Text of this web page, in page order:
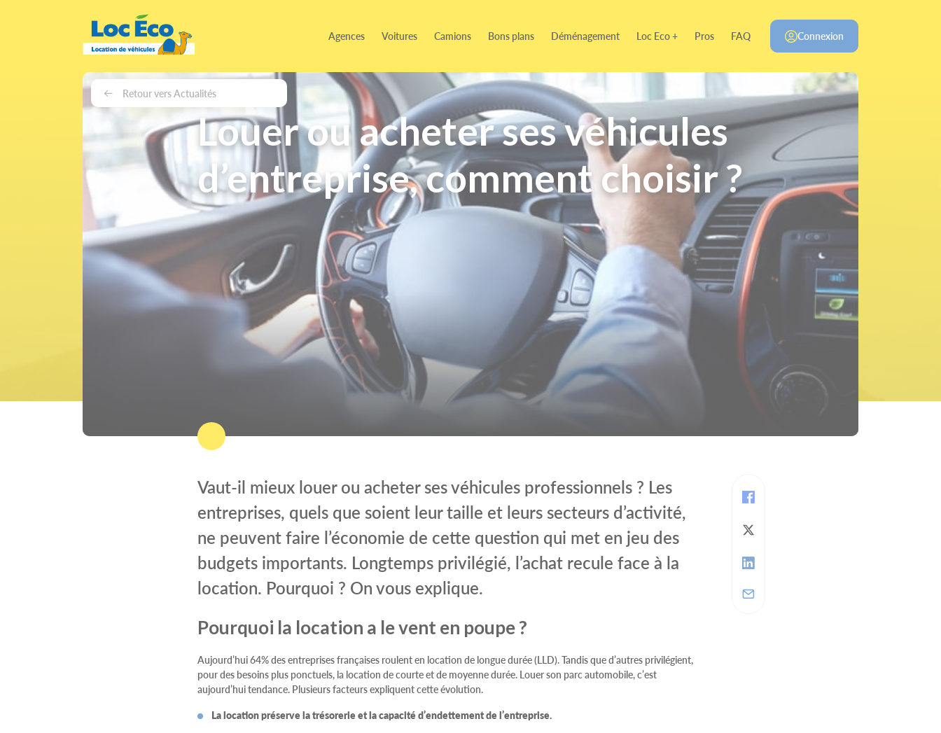
Agences Voitures Camions Bons plans Déménagement Loc Eco + Pros FAQ Connexion
Retour vers Actualités
Louer ou acheter ses véhicules
d’entreprise, comment choisir ?
Vaut-il mieux louer ou acheter ses véhicules professionnels ? Les
entreprises, quels que soient leur taille et leurs secteurs d’activité,
ne peuvent faire l’économie de cette question qui met en jeu des
budgets importants. Longtemps privilégié, l’achat recule face à la
location. Pourquoi ? On vous explique.
Pourquoi la location a le vent en poupe ?
Aujourd’hui 64% des entreprises françaises roulent en location de longue durée (LLD). Tandis que d’autres privilégient,
pour des besoins plus ponctuels, la location de courte et de moyenne durée. Louer son parc automobile, c’est
aujourd’hui tendance. Plusieurs facteurs expliquent cette évolution.
La location préserve la trésorerie et la capacité d’endettement de l’entreprise.